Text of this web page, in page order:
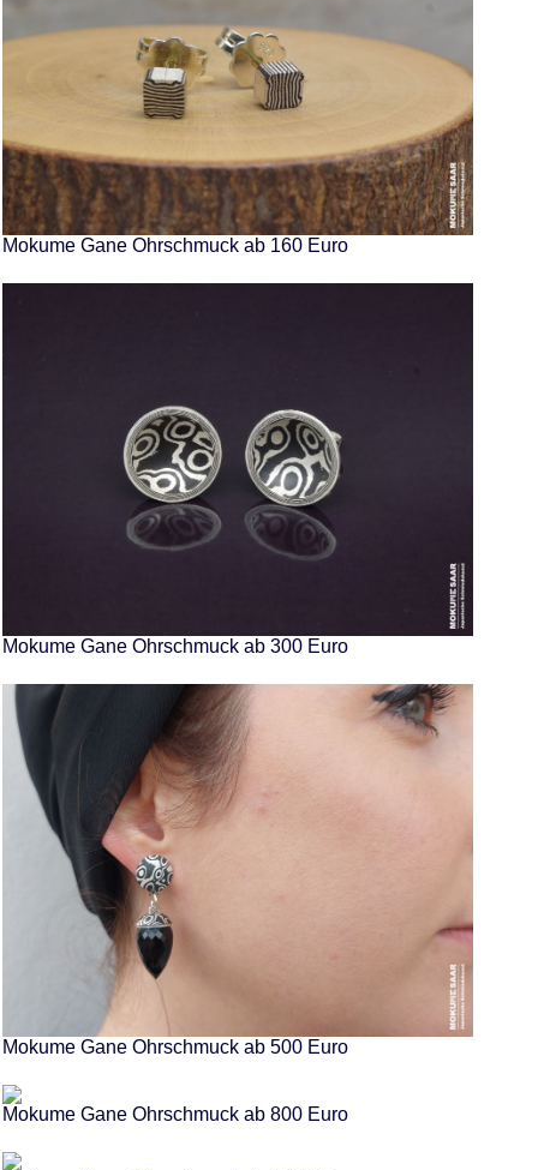
Mokume Gane Ohrschmuck ab 160 Euro
Mokume Gane Ohrschmuck ab 300 Euro
Mokume Gane Ohrschmuck ab 500 Euro
Mokume Gane Ohrschmuck ab 800 Euro